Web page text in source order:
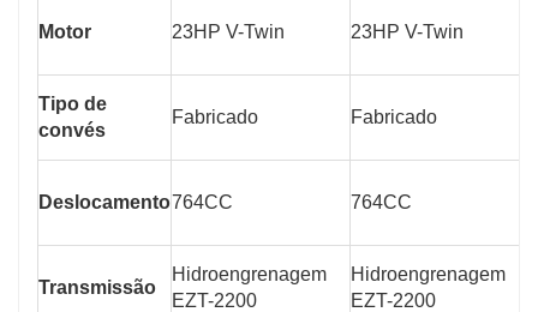
Motor 23HP V-Twin 23HP V-Twin
Tipo de
convés
Fabricado Fabricado
Deslocamento764CC 764CC
Transmissão
Hidroengrenagem
EZT-2200
Hidroengrenagem
EZT-2200